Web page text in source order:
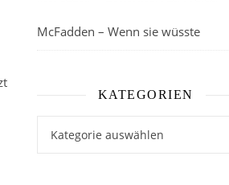
McFadden – Wenn sie wüsste
KATEGORIEN